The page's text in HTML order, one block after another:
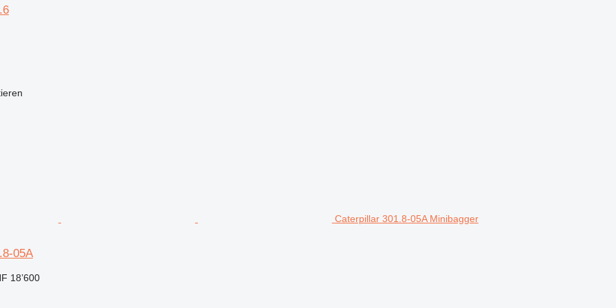
Caterpillar 301.8-05A Minibagger
05A
18’600